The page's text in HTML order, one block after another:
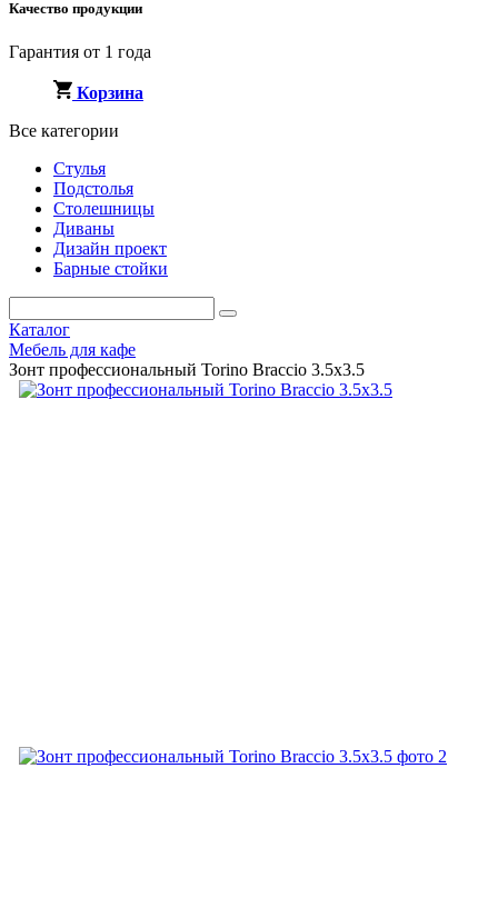
Качество продукции
Гарантия от 1 года
Корзина
Все категории
Стулья
Подстолья
Столешницы
Диваны
Дизайн проект
Барные стойки
Каталог
Мебель для кафе
Зонт профессиональный Torino Braccio 3.5x3.5